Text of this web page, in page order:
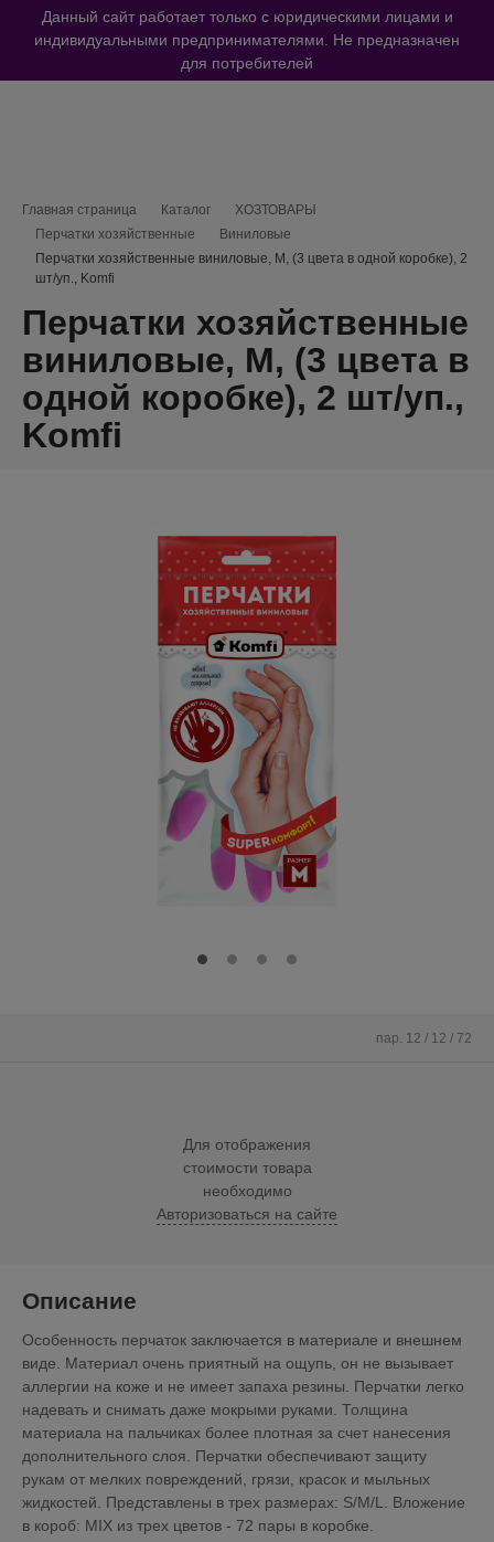
Данный сайт работает только с юридическими лицами и
индивидуальными предпринимателями. Не предназначен
для потребителей
Навигационная цепочка
Главная страница Каталог
ХОЗТОВАРЫ
Перчатки хозяйственные
Виниловые
Перчатки хозяйственные виниловые, M, (3 цвета в одной коробке), 2
шт/уп., Komfi
Перчатки хозяйственные
виниловые, M, (3 цвета в
одной коробке), 2 шт/уп.,
Komfi
пар. 12 / 12 / 72
Для отображения
стоимости товара
необходимо
Авторизоваться на сайте
Описание
Особенность перчаток заключается в материале и внешнем
виде. Материал очень приятный на ощупь, он не вызывает
аллергии на коже и не имеет запаха резины. Перчатки легко
надевать и снимать даже мокрыми руками. Толщина
материала на пальчиках более плотная за счет нанесения
дополнительного слоя. Перчатки обеспечивают защиту
рукам от мелких повреждений, грязи, красок и мыльных
жидкостей. Представлены в трех размерах: S/M/L. Вложение
в короб: MIX из трех цветов - 72 пары в коробке.